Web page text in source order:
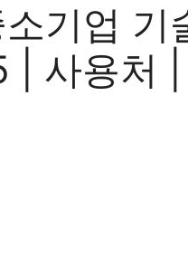
기업 기
| 사용처 |